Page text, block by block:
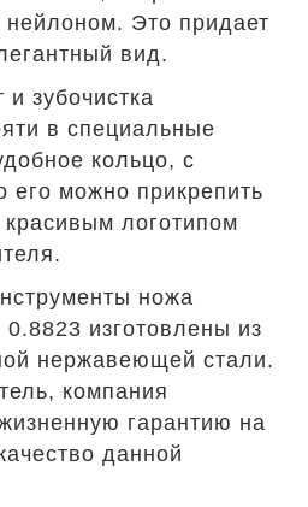
Это придает
вид.
зубочистка
в специальные
кольцо, с
его можно прикрепить
красивым логотипом
ножа
изготовлены из
нержавеющей стали.
компания
гарантию на
данной